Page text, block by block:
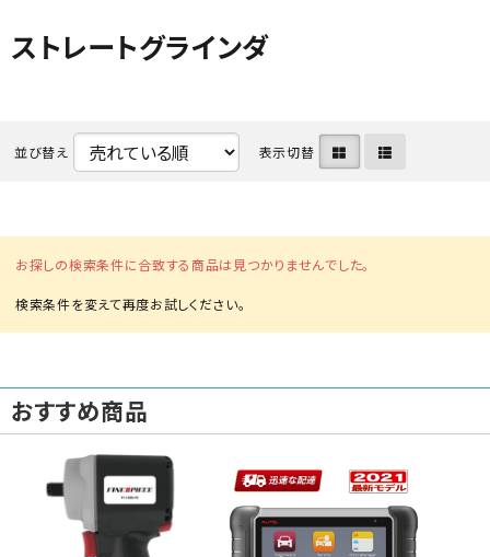
ACCOUNT MENU
ログイン person 会員登録
カテゴリから選ぶ
メーカーから選ぶ
ガレージ機器
ストレートグラインダ
並び替え 表示切替
お探しの検索条件に合致する商品は見つかりませんでした。
おすすめ商品